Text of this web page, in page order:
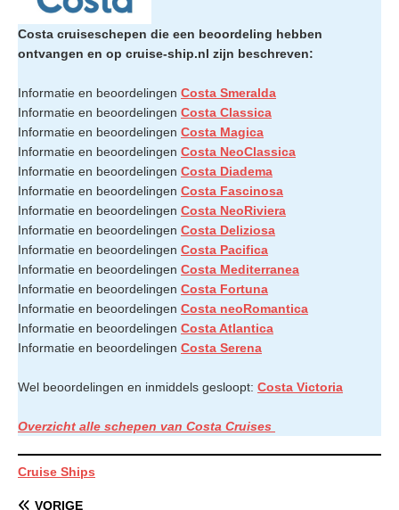
Costa cruiseschepen die een beoordeling hebben
ontvangen en op cruise-ship.nl zijn beschreven:
Informatie en beoordelingen Costa Smeralda
Informatie en beoordelingen Costa Classica
Informatie en beoordelingen Costa Magica
Informatie en beoordelingen Costa NeoClassica
Informatie en beoordelingen Costa Diadema
Informatie en beoordelingen Costa Fascinosa
Informatie en beoordelingen Costa NeoRiviera
Informatie en beoordelingen Costa Deliziosa
Informatie en beoordelingen Costa Pacifica
Informatie en beoordelingen Costa Mediterranea
Informatie en beoordelingen Costa Fortuna
Informatie en beoordelingen Costa neoRomantica
Informatie en beoordelingen Costa Atlantica
Informatie en beoordelingen Costa Serena
Wel beoordelingen en inmiddels gesloopt: Costa Victoria
Overzicht alle schepen van Costa Cruises
Cruise Ships
VORIGE